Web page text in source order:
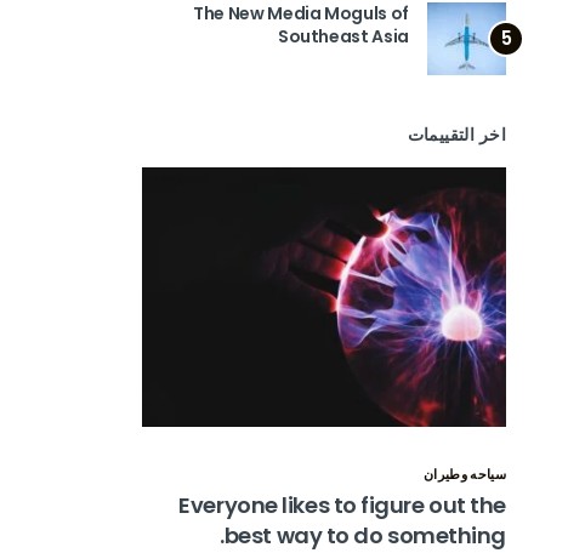
5
The New Media Moguls of
Southeast Asia
اخر التقييمات
سياحه وطيران
Everyone likes to figure out the
best way to do something.